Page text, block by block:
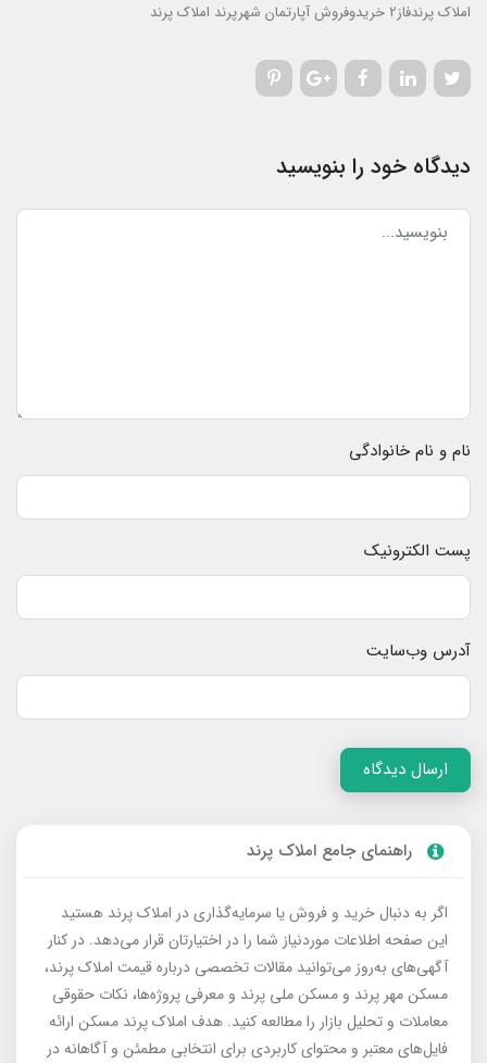
املاک پرندفاز2 خریدوفروش آپارتمان شهرپرند املاک پرند
دیدگاه خود را بنویسید
نام و نام خانوادگی
پست الکترونیک
آدرس وب‌سایت
ارسال دیدگاه
راهنمای جامع املاک پرند
اگر به دنبال خرید و فروش یا سرمایه‌گذاری در املاک پرند هستید
این صفحه اطلاعات موردنیاز شما را در اختیارتان قرار می‌دهد. در کنار
آگهی‌های به‌روز می‌توانید مقالات تخصصی درباره قیمت املاک پرند،
مسکن مهر پرند و مسکن ملی پرند و معرفی پروژه‌ها، نکات حقوقی
معاملات و تحلیل بازار را مطالعه کنید. هدف املاک پرند مسکن ارائه
فایل‌های معتبر و محتوای کاربردی برای انتخابی مطمئن و آگاهانه در